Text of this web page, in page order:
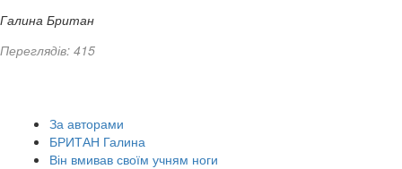
Галина Британ
Переглядів: 415
За авторами
БРИТАН Галина
Він вмивав своїм учням ноги